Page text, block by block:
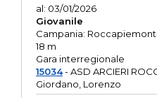
al: 03/01/2026
Giovanile
Campania:
18 m
Gara interregionale
15034- ASD ARCIERI
Giordano, Lorenzo